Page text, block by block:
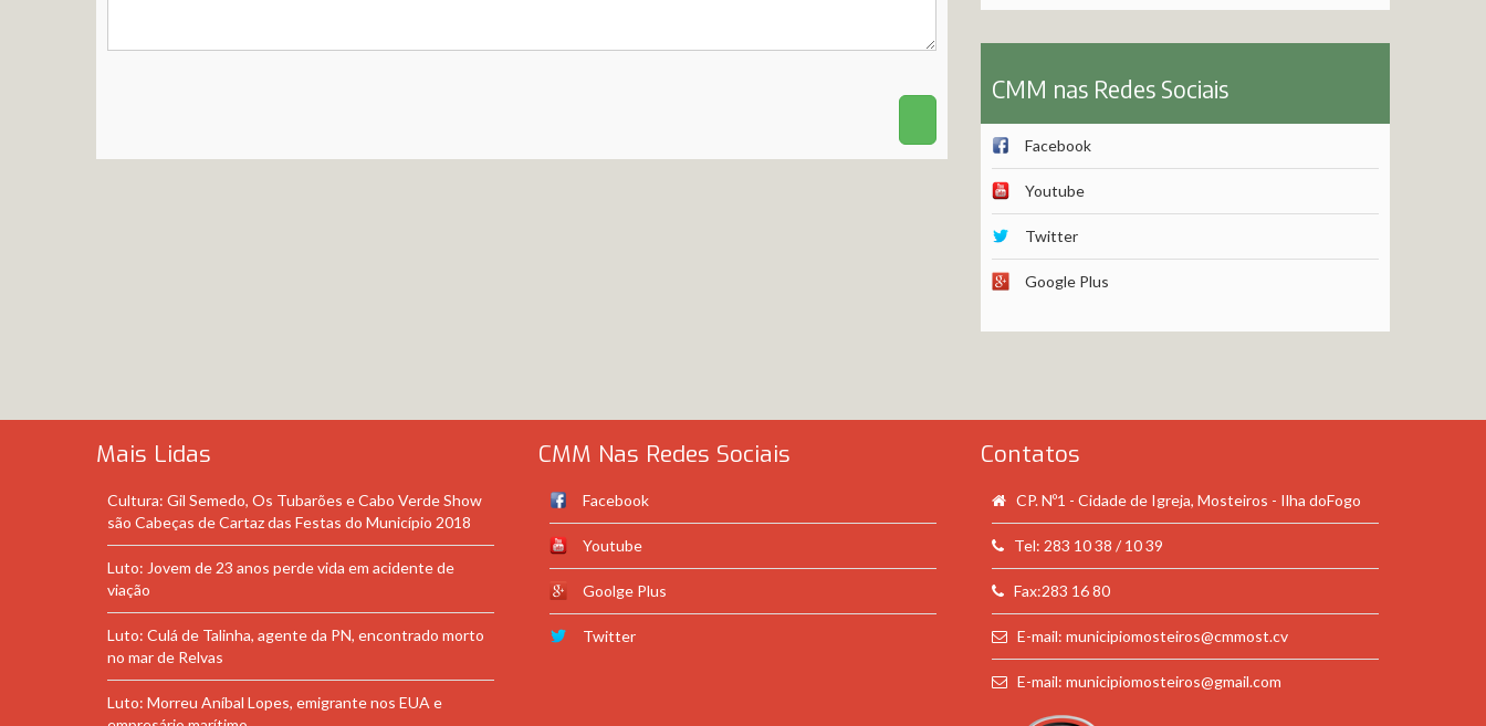
CMM nas Redes Sociais
Facebook
Youtube
Twitter
Google Plus
Mais Lidas
Cultura: Gil Semedo, Os Tubarões e Cabo Verde Show
são Cabeças de Cartaz das Festas do Município 2018
Luto: Jovem de 23 anos perde vida em acidente de
viação
Luto: Culá de Talinha, agente da PN, encontrado morto
no mar de Relvas
Luto: Morreu Aníbal Lopes, emigrante nos EUA e
CMM Nas Redes Sociais
Facebook
Youtube
Goolge Plus
Twitter
Contatos
CP. Nº1 - Cidade de Igreja, Mosteiros - Ilha doFogo
Tel: 283 10 38 / 10 39
Fax:283 16 80
E-mail: municipiomosteiros@cmmost.cv
E-mail: municipiomosteiros@gmail.com